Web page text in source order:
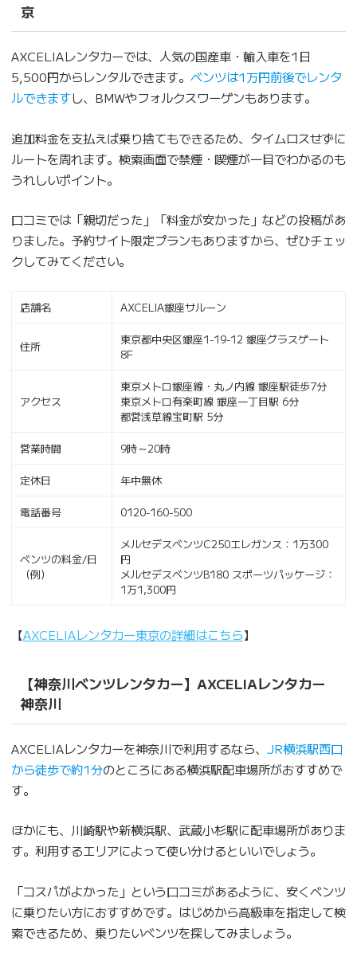
京
AXCELIAレンタカーでは、人気の国産車・輸入車を1日
5,500円からレンタルできます。 ベンツは1万円前後でレンタ
ルできますし、BMWやフォルクスワーゲンもあります。
追加料金を支払えば乗り捨てもできるため、タイムロスせずに
ルートを周れます。検索画面で禁煙・喫煙が一目でわかるのも
うれしいポイント。
口コミでは「親切だった」「料金が安かった」などの投稿があ
りました。予約サイト限定プランもありますから、ぜひチェッ
クしてみてください。
店舗名 AXCELIA銀座サルーン
住所
東京都中央区銀座1-19-12 銀座グラスゲート
8F
アクセス
東京メトロ銀座線・丸ノ内線 銀座駅徒歩7分
東京メトロ有楽町線 銀座一丁目駅 6分
都営浅草線宝町駅 5分
営業時間 9時～20時
定休日 年中無休
電話番号 0120-160-500
ベンツの料金/日
（例）
メルセデスベンツC250エレガンス：1万300
円
メルセデスベンツB180 スポーツパッケージ：
1万1,300円
【AXCELIAレンタカー東京の詳細はこちら】
【神奈川ベンツレンタカー】AXCELIAレンタカー
神奈川
AXCELIAレンタカーを神奈川で利用するなら、 JR横浜駅西口
から徒歩で約1分のところにある横浜駅配車場所がおすすめで
す。
ほかにも、川崎駅や新横浜駅、武蔵小杉駅に配車場所がありま
す。利用するエリアによって使い分けるといいでしょう。
「コスパがよかった」という口コミがあるように、安くベンツ
に乗りたい方におすすめです。はじめから高級車を指定して検
索できるため、乗りたいベンツを探してみましょう。